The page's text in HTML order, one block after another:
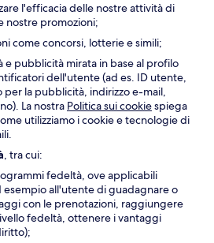
l'efficacia delle nostre attività di
nostre promozioni;
come concorsi, lotterie e simili;
pubblicità mirata in base al profilo
dell'utente (ad es. ID utente,
per la pubblicità, indirizzo e-mail,
La nostra Politica sui cookiespiega
utilizziamo i cookie e tecnologie di
, tra cui:
fedeltà, ove applicabili
esempio all'utente di guadagnare o
con le prenotazioni, raggiungere
fedeltà, ottenere i vantaggi